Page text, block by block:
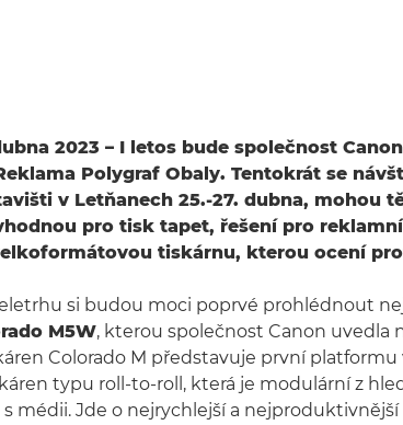
2023 – I letos bude společnost
Polygraf Obaly. Tentokrát se
v Letňanech 25.-27. dubna, mohou
pro tisk tapet, řešení pro
tiskárnu, kterou ocení
si budou moci poprvé prohlédnout
M5W, kterou společnost Canon uvedla
Colorado M představuje první
typu roll-to-roll, která je modulární z
s médii. Jde o nejrychlejší a